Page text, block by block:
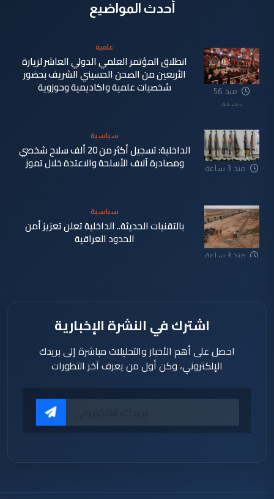
أحدث المواضيع
منذ 56
دقيقة
علمية
انطلاق المؤتمر العلمي الدولي العاشر لزيارة
الأربعين من الصحن الحسيني الشريف بحضور
شخصيات علمية واكاديمية وحوزوية
منذ 3 ساعة
سياسية
الداخلية: تسجيل أكثر من 20 ألف سلاح شخصي
ومصادرة آلاف الأسلحة والاعتدة خلال تموز
منذ 3 ساعة
سياسية
بالتقنيات الحديثة.. الداخلية تعلن تعزيز أمن
الحدود العراقية
اشترك في النشرة الإخبارية
احصل على أهم الأخبار والتحليلات مباشرة إلى بريدك
الإلكتروني، وكن أول من يعرف آخر التطورات